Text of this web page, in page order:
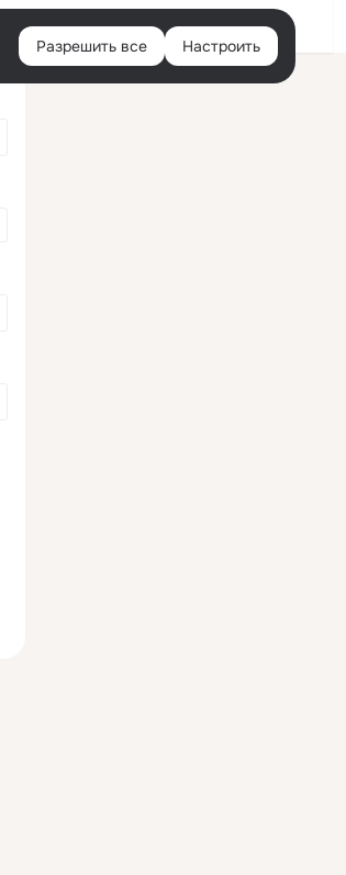
Войти
Разрешить все Настроить